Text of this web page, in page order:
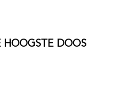
HOOGSTE DOOS